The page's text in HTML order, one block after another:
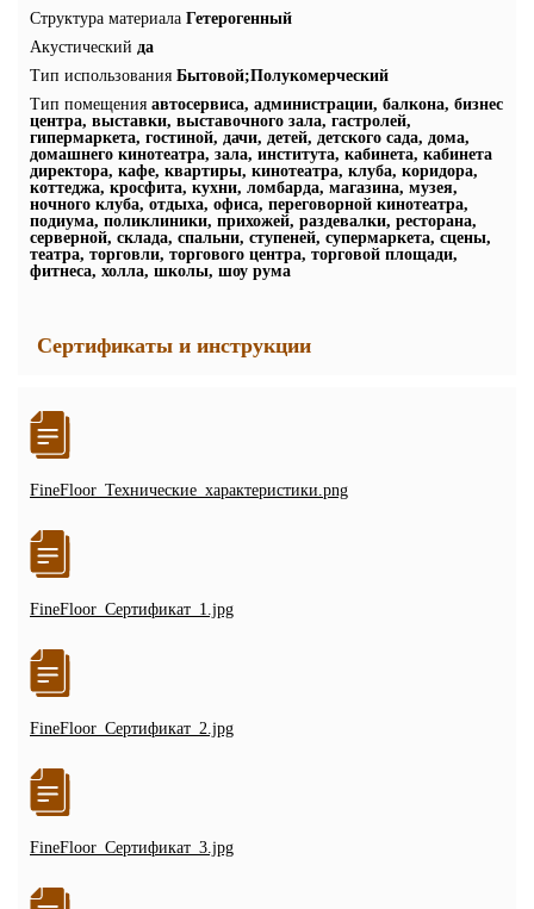
Структура материала Гетерогенный
Акустический да
Тип использования Бытовой;Полукомерческий
Тип помещения автосервиса, администрации, балкона, бизнес
центра, выставки, выставочного зала, гастролей,
гипермаркета, гостиной, дачи, детей, детского сада, дома,
домашнего кинотеатра, зала, института, кабинета, кабинета
директора, кафе, квартиры, кинотеатра, клуба, коридора,
коттеджа, кросфита, кухни, ломбарда, магазина, музея,
ночного клуба, отдыха, офиса, переговорной кинотеатра,
подиума, поликлиники, прихожей, раздевалки, ресторана,
серверной, склада, спальни, ступеней, супермаркета, сцены,
театра, торговли, торгового центра, торговой площади,
фитнеса, холла, школы, шоу рума
Сертификаты и инструкции
FineFloor_Технические_характеристики.png
FineFloor_Сертификат_1.jpg
FineFloor_Сертификат_2.jpg
FineFloor_Сертификат_3.jpg